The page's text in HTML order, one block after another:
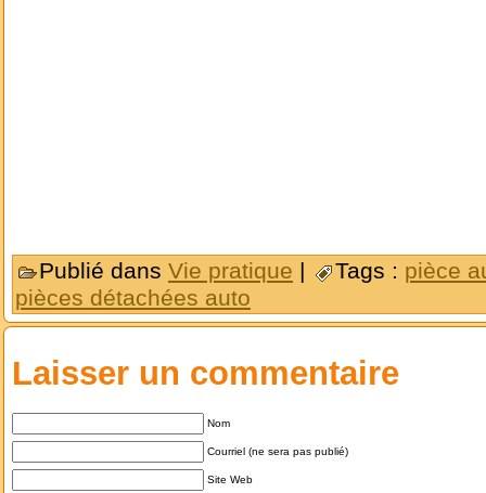
Publié dans Vie pratique | Tags : pièce
pièces détachées auto
Laisser un commentaire
Nom
Courriel (ne sera pas publié)
Site Web